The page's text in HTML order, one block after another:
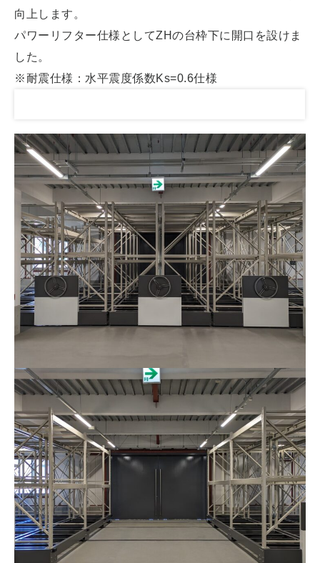
向上します。
パワーリフター仕様としてZHの台枠下に開口を設けま
した。
※耐震仕様：水平震度係数Ks=0.6仕様